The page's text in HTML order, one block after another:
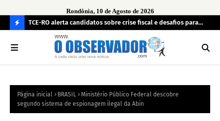
Rondônia, 10 de Agosto de 2026
O
R
a
TCE-RO alerta candidatos sobre crise fiscal e desafios para
administrar Rondônia a partir de 2027
Página inicial BRASIL
Ministério Público Federal descobre
segundo sistema de espionagem ilegal da Abin